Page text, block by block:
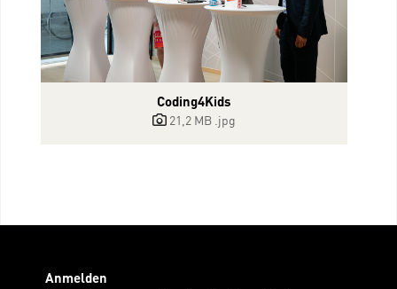
Coding4Kids
21,2 MB .jpg
Anmelden